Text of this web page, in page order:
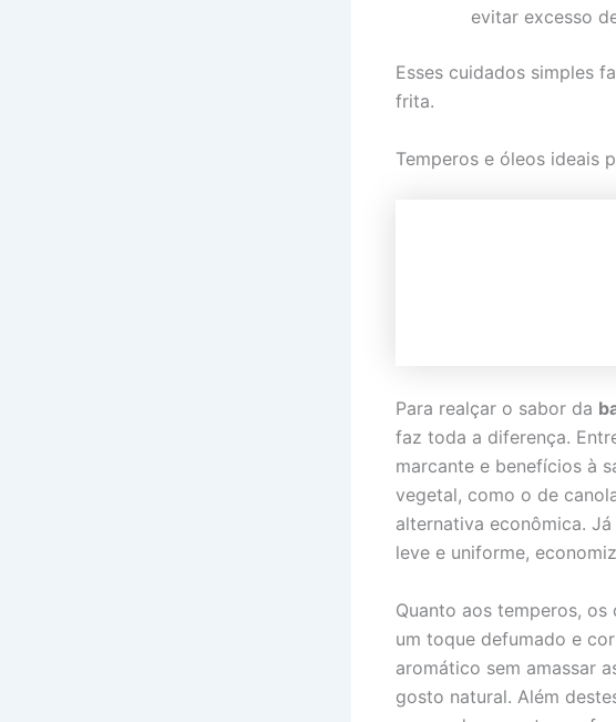
evitar excesso
Esses cuidados simples
frita.
Temperos e óleos ideais
Para realçar o sabor da
faz toda a diferença.
marcante e benefícios à
vegetal, como o de
alternativa econômica.
leve e uniforme,
Quanto aos temperos,
um toque defumado e
aromático sem amassar
gosto natural. Além